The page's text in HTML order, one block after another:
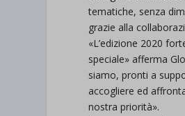
tematiche, senza
grazie alla
«L’edizione 2020
speciale» afferma
siamo, pronti a
accogliere ed
nostra priorità».